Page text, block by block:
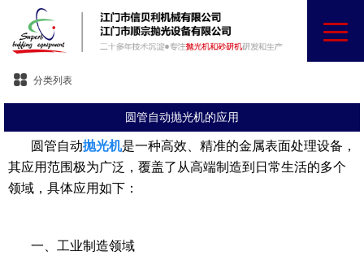
分类列表
圆管自动抛光机的应用
圆管自动抛光机是一种高效、精准的金属表面处理设备，
其应用范围极为广泛，覆盖了从高端制造到日常生活的多个
领域，具体应用如下：
一、工业制造领域